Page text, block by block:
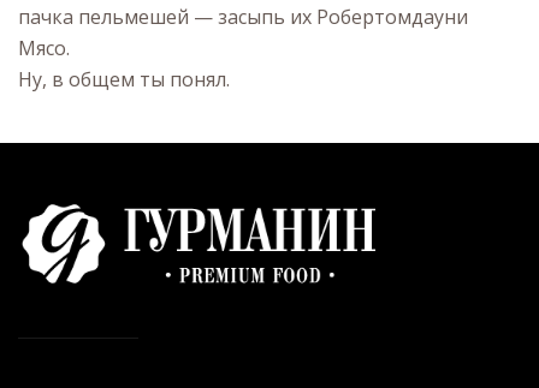
пачка пельмешей — засыпь их Робертомдауни
Мясо.
Ну, в общем ты понял.